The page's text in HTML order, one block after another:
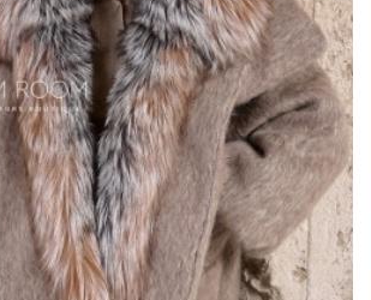
тепло. Пух-пакет
распределение
образование холодных зон.
– 60-65 см.– гарантирует свободу
Произведена в Китае с
стандартов качества.
информационный характер, состав и
быть изменены производителем